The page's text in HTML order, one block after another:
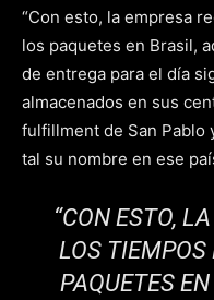
“Con esto, la empresa
los paquetes en Brasil,
de entrega para el día
almacenados en sus
fulfillment de San Pablo
tal su nombre en ese
“CON ESTO,
LOS TIEMPOS
PAQUETES